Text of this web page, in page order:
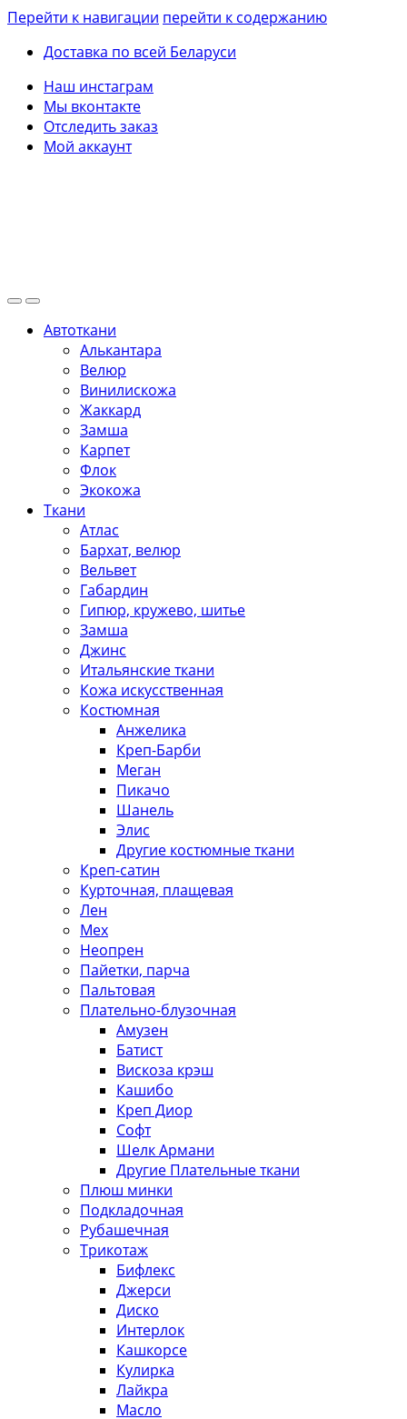
Перейти к навигации перейти к содержанию
Доставка по всей Беларуси
Наш инстаграм
Мы вконтакте
Отследить заказ
Мой аккаунт
Автоткани
Алькантара
Велюр
Винилискожа
Жаккард
Замша
Карпет
Флок
Экокожа
Ткани
Атлас
Бархат, велюр
Вельвет
Габардин
Гипюр, кружево, шитье
Замша
Джинс
Итальянские ткани
Кожа искусственная
Костюмная
Анжелика
Креп-Барби
Меган
Пикачо
Шанель
Элис
Другие костюмные ткани
Креп-сатин
Курточная, плащевая
Лен
Мех
Неопрен
Пайетки, парча
Пальтовая
Плательно-блузочная
Амузен
Батист
Вискоза крэш
Кашибо
Креп Диор
Софт
Шелк Армани
Другие Плательные ткани
Плюш минки
Подкладочная
Рубашечная
Трикотаж
Бифлекс
Джерси
Диско
Интерлок
Кашкорсе
Кулирка
Лайкра
Масло